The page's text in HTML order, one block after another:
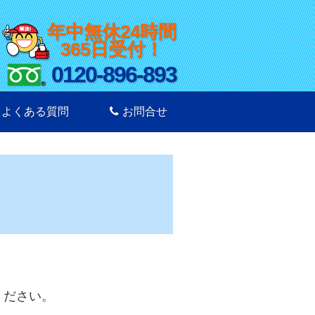
年中無休24時間
365日受付！
0120-896-893
よくある質問 お問合せ
さい。